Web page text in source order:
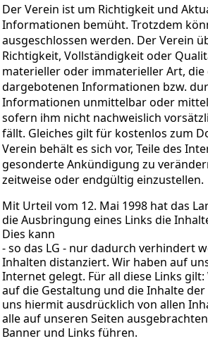
Der Verein ist um Richtigkeit und
Informationen bemüht. Trotzdem
ausgeschlossen werden. Der Verein
Richtigkeit, Vollständigkeit oder
materieller oder immaterieller Art,
dargebotenen Informationen bzw.
Informationen unmittelbar oder
sofern ihm nicht nachweislich
fällt. Gleiches gilt für kostenlos zum
Verein behält es sich vor, Teile des
gesonderte Ankündigung zu
zeitweise oder endgültig einzustellen.
Mit Urteil vom 12. Mai 1998 hat das
die Ausbringung eines Links die
Dies kann
- so das LG - nur dadurch verhindert
Inhalten distanziert. Wir haben auf
Internet gelegt. Für all diese Links
auf die Gestaltung und die Inhalte
uns hiermit ausdrücklich von allen
alle auf unseren Seiten
Banner und Links führen.